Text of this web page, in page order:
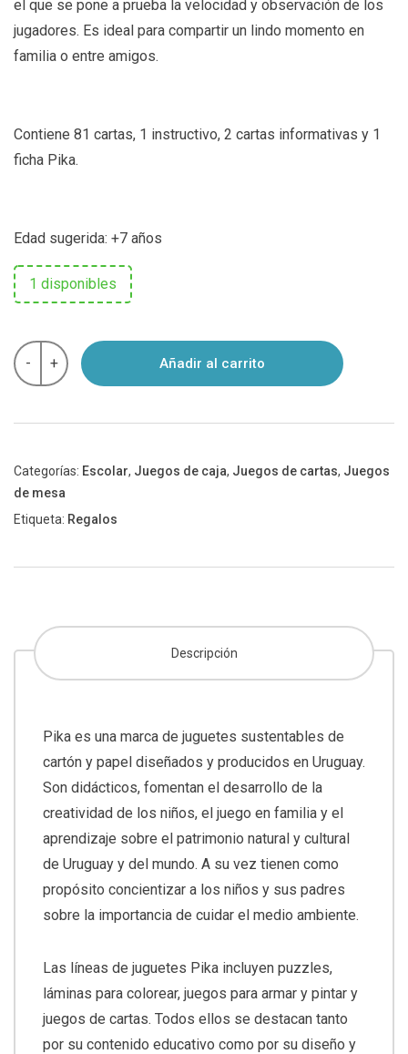
el que se pone a prueba la velocidad y observación de los
jugadores. Es ideal para compartir un lindo momento en
familia o entre amigos.
Contiene 81 cartas, 1 instructivo, 2 cartas informativas y 1
ficha Pika.
Edad sugerida: +7 años
1 disponibles
-
¡Atención!
Insectos.
Juego
+ Añadir al carrito
Categorías: Escolar, Juegos de caja, Juegos de cartas, Juegos
de mesa
Etiqueta: Regalos
Descripción
Pika es una marca de juguetes sustentables de
cartón y papel diseñados y producidos en Uruguay.
Son didácticos, fomentan el desarrollo de la
creatividad de los niños, el juego en familia y el
aprendizaje sobre el patrimonio natural y cultural
de Uruguay y del mundo. A su vez tienen como
propósito concientizar a los niños y sus padres
sobre la importancia de cuidar el medio ambiente.
Las líneas de juguetes Pika incluyen puzzles,
láminas para colorear, juegos para armar y pintar y
juegos de cartas. Todos ellos se destacan tanto
por su contenido educativo como por su diseño y